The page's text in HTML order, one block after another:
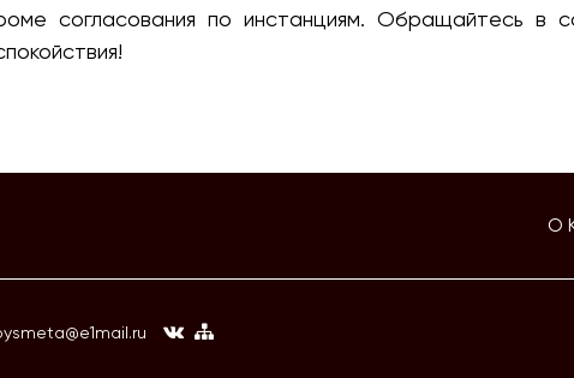
согласования по инстанциям. Обращайтесь в
О